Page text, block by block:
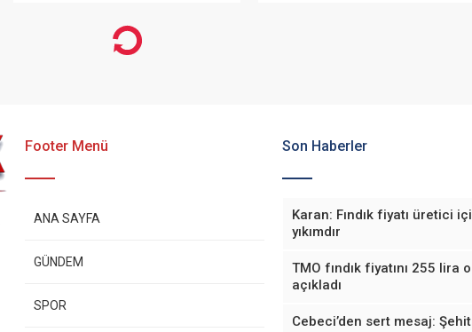
başkanlarının ortak bir etkinlikle
anılmasını istedi.
Footer Menü
ANA SAYFA
GÜNDEM
SPOR
Son Haberler
Karan: Fındık fiyatı üretici
yıkımdır
TMO fındık fiyatını 255 lira
açıkladı
Cebeci’den sert mesaj: